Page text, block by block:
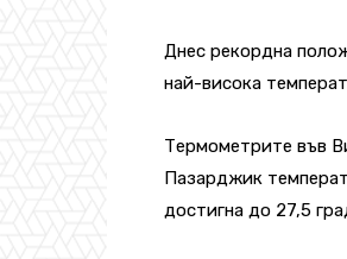
Днес рекордна
най-висока
Термометрите във
Пазарджик
достигна до 27,5